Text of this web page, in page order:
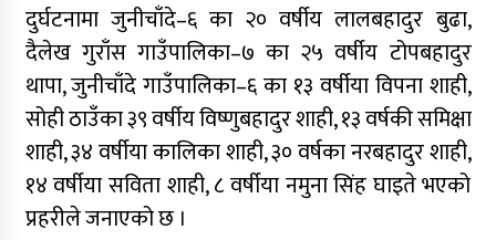
दुर्घटनामा जुनीचाँदे–६ का २० वर्षीय लालबहादुर बुढा,
दैलेख गुराँस गाउँपालिका–७ का २५ वर्षीय टोपबहादुर
थापा, जुनीचाँदे गाउँपालिका–६ का १३ वर्षीया विपना शाही,
सोही ठाउँका ३९ वर्षीय विष्णुबहादुर शाही, १३ वर्षकी समिक्षा
शाही, ३४ वर्षीया कालिका शाही, ३० वर्षका नरबहादुर शाही,
१४ वर्षीया सविता शाही, ८ वर्षीया नमुना सिंह घाइते भएको
प्रहरीले जनाएको छ ।